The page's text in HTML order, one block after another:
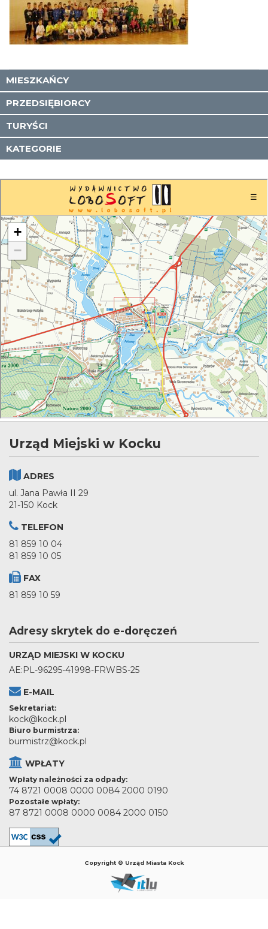
MIESZKAŃCY
PRZEDSIĘBIORCY
TURYŚCI
KATEGORIE
Urząd Miejski w Kocku
ADRES
ul. Jana Pawła II 29
21-150 Kock
TELEFON
81 859 10 04
81 859 10 05
FAX
81 859 10 59
Adresy skrytek do e-doręczeń
URZĄD MIEJSKI W KOCKU
AE:PL-96295-41998-FRWBS-25
E-MAIL
Sekretariat:
kock@kock.pl
Biuro burmistrza:
burmistrz@kock.pl
WPŁATY
Wpłaty należności za odpady:
74 8721 0008 0000 0084 2000 0190
Pozostałe wpłaty:
87 8721 0008 0000 0084 2000 0150
Copyright © Urząd Miasta Kock